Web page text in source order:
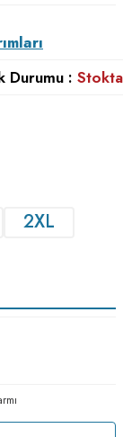
Durumu : Stokta
2XL